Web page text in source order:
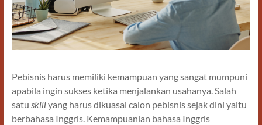
Pebisnis harus memiliki kemampuan yang sangat mumpuni
apabila ingin sukses ketika menjalankan usahanya. Salah
satu skillyang harus dikuasai calon pebisnis sejak dini yaitu
berbahasa Inggris. Kemampuanlan bahasa Inggris